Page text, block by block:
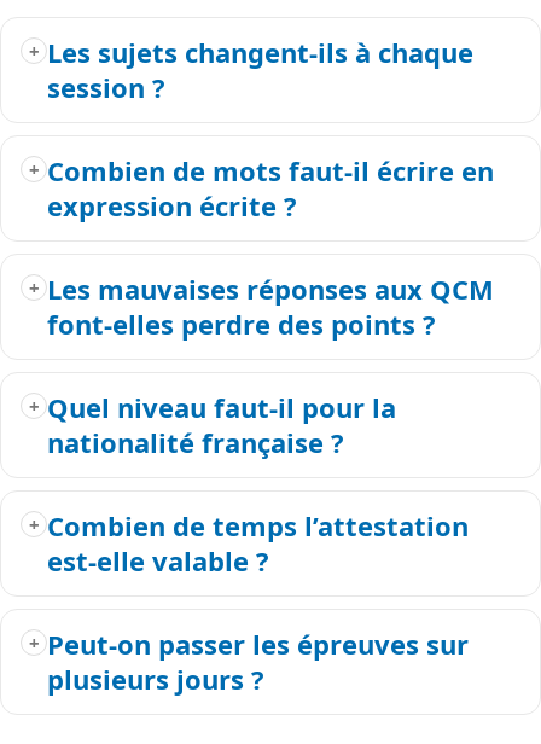
Les sujets changent-ils à chaque
session ?
Combien de mots faut-il écrire en
expression écrite ?
Les mauvaises réponses aux QCM
font-elles perdre des points ?
Quel niveau faut-il pour la
nationalité française ?
Combien de temps l’attestation
est-elle valable ?
Peut-on passer les épreuves sur
plusieurs jours ?